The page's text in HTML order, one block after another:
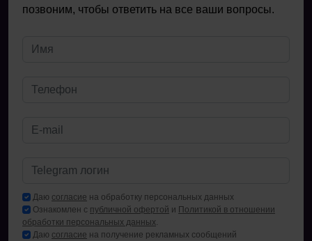
позвоним, чтобы ответить на все ваши вопросы.
Даю согласие на обработку персональных данных
Ознакомлен с публичной офертой и Политикой в отношении
обработки персональных данных.
Даю согласие на получение рекламных сообщений